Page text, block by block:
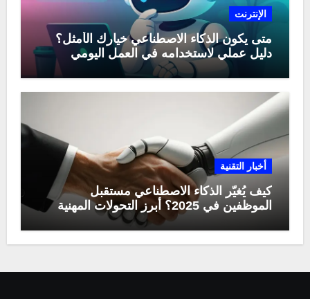
الإنترنت
متى يكون الذكاء الاصطناعي خيارك الأمثل؟
دليل عملي لاستخدامه في العمل اليومي
أخبار التقنية
كيف يُغيّر الذكاء الاصطناعي مستقبل
الموظفين في 2025؟ أبرز التحولات المهنية